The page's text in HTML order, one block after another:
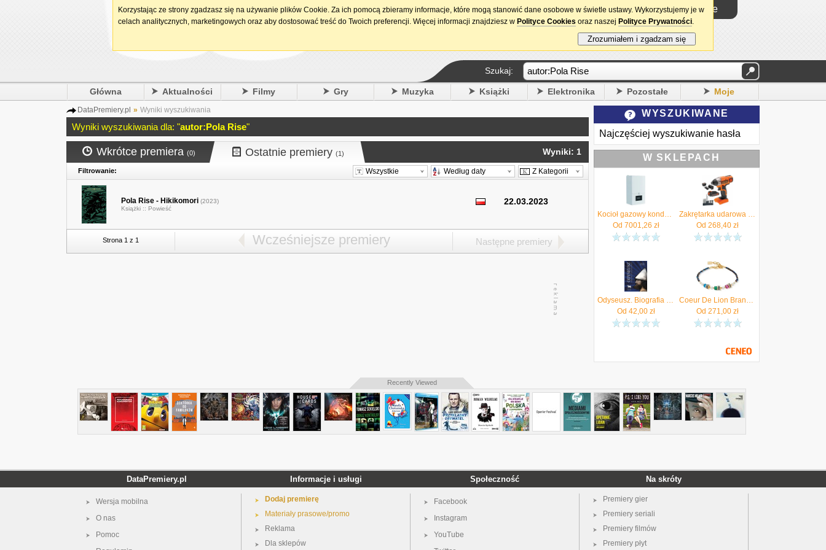
15. urodziny DataPremiery.pl Logowanie
Szukaj:
Główna Aktualności Filmy Gry Muzyka Książki Elektronika Pozostałe Moje
DataPremiery.pl » Wyniki wyszukiwania
Wyniki wyszukiwania dla: "autor:Pola Rise"
Wkrótce premiera (0) Ostatnie premiery (1) Wyniki: 1
Filtrowanie: Wszystkie Według daty Z Kategorii
Pola Rise - Hikikomori (2023)
Książki :: Powieść
22.03.2023
Strona 1 z 1 Wcześniejsze premiery Następne premiery
WYSZUKIWANE
Najczęściej wyszukiwanie hasła
W SKLEPACH
Kocioł gazowy kondensacyjny MCR4 19 1funkcyjny De Dietrich Autoryzowany Sprzedawca !! 7857044
Od 7001,26 zł
Zakrętarka udarowa akumulatorowa 18V 155Nm 2Ah akc BLACK DECKER BDCIM18D1A - Autoryzowany Dystrybutor
Od 268,40 zł
Odyseusz. Biografia nieautoryzowana
Od 42,00zł
Coeur De Lion Bransoletka Sparkling Princess couture 4567/30-1550 | Dostawa 24h | Kod rabatowy: NASTART | Autoryzowany sklep | Oryginalne opakowanie
Od 271,00 zł
Recently Viewed
DataPremiery.pl
Wersja mobilna
O nas
Pomoc
Informacje i usługi
Dodaj premierę
Materiały prasowe/promo
Reklama
Dla sklepów
Społeczność
Facebook
Instagram
YouTube
Na skróty
Premiery gier
Premiery seriali
Premiery filmów
Premiery płyt
Korzystając ze strony zgadzasz się na używanie plików Cookie. Za ich pomocą zbieramy informacje, które mogą stanowić dane osobowe w świetle ustawy. Wykorzystujemy je w
celach analitycznych, marketingowych oraz aby dostosować treść do Twoich preferencji. Więcej informacji znajdziesz w Polityce Cookies oraz naszej Polityce Prywatności.
Zrozumiałem i zgadzam się